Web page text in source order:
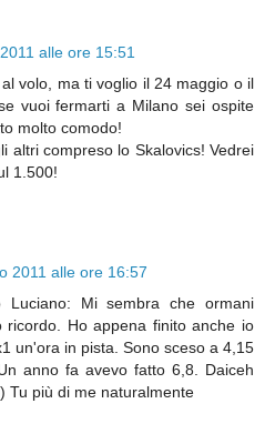
alle ore 15:51
volo, ma ti voglio il 24 maggio o il
vuoi fermarti a Milano sei ospite
molto comodo!
altri compreso lo Skalovics! Vedrei
1.500!
2011 alle ore 16:57
Mi sembra che ormani
ricordo. Ho appena finito anche io
un'ora in pista. Sono sceso a 4,15
anno fa avevo fatto 6,8. Daiceh
Tu più di me naturalmente